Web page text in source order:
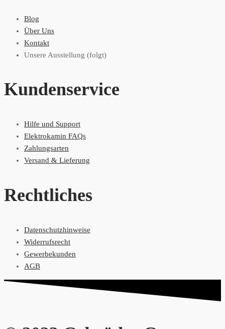
Blog
Über Uns
Kontakt
Unsere Ausstellung (folgt)
Kundenservice
Hilfe und Support
Elektrokamin FAQs
Zahlungsarten
Versand & Lieferung
Rechtliches
Datenschutzhinweise
Widerrufsrecht
Gewerbekunden
AGB